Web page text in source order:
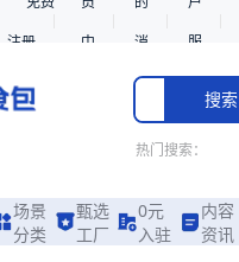
注册
中
消
息
服
务
搜索
热门搜索：
场景
分类
甄选
工厂
0元
入驻
内容
资讯